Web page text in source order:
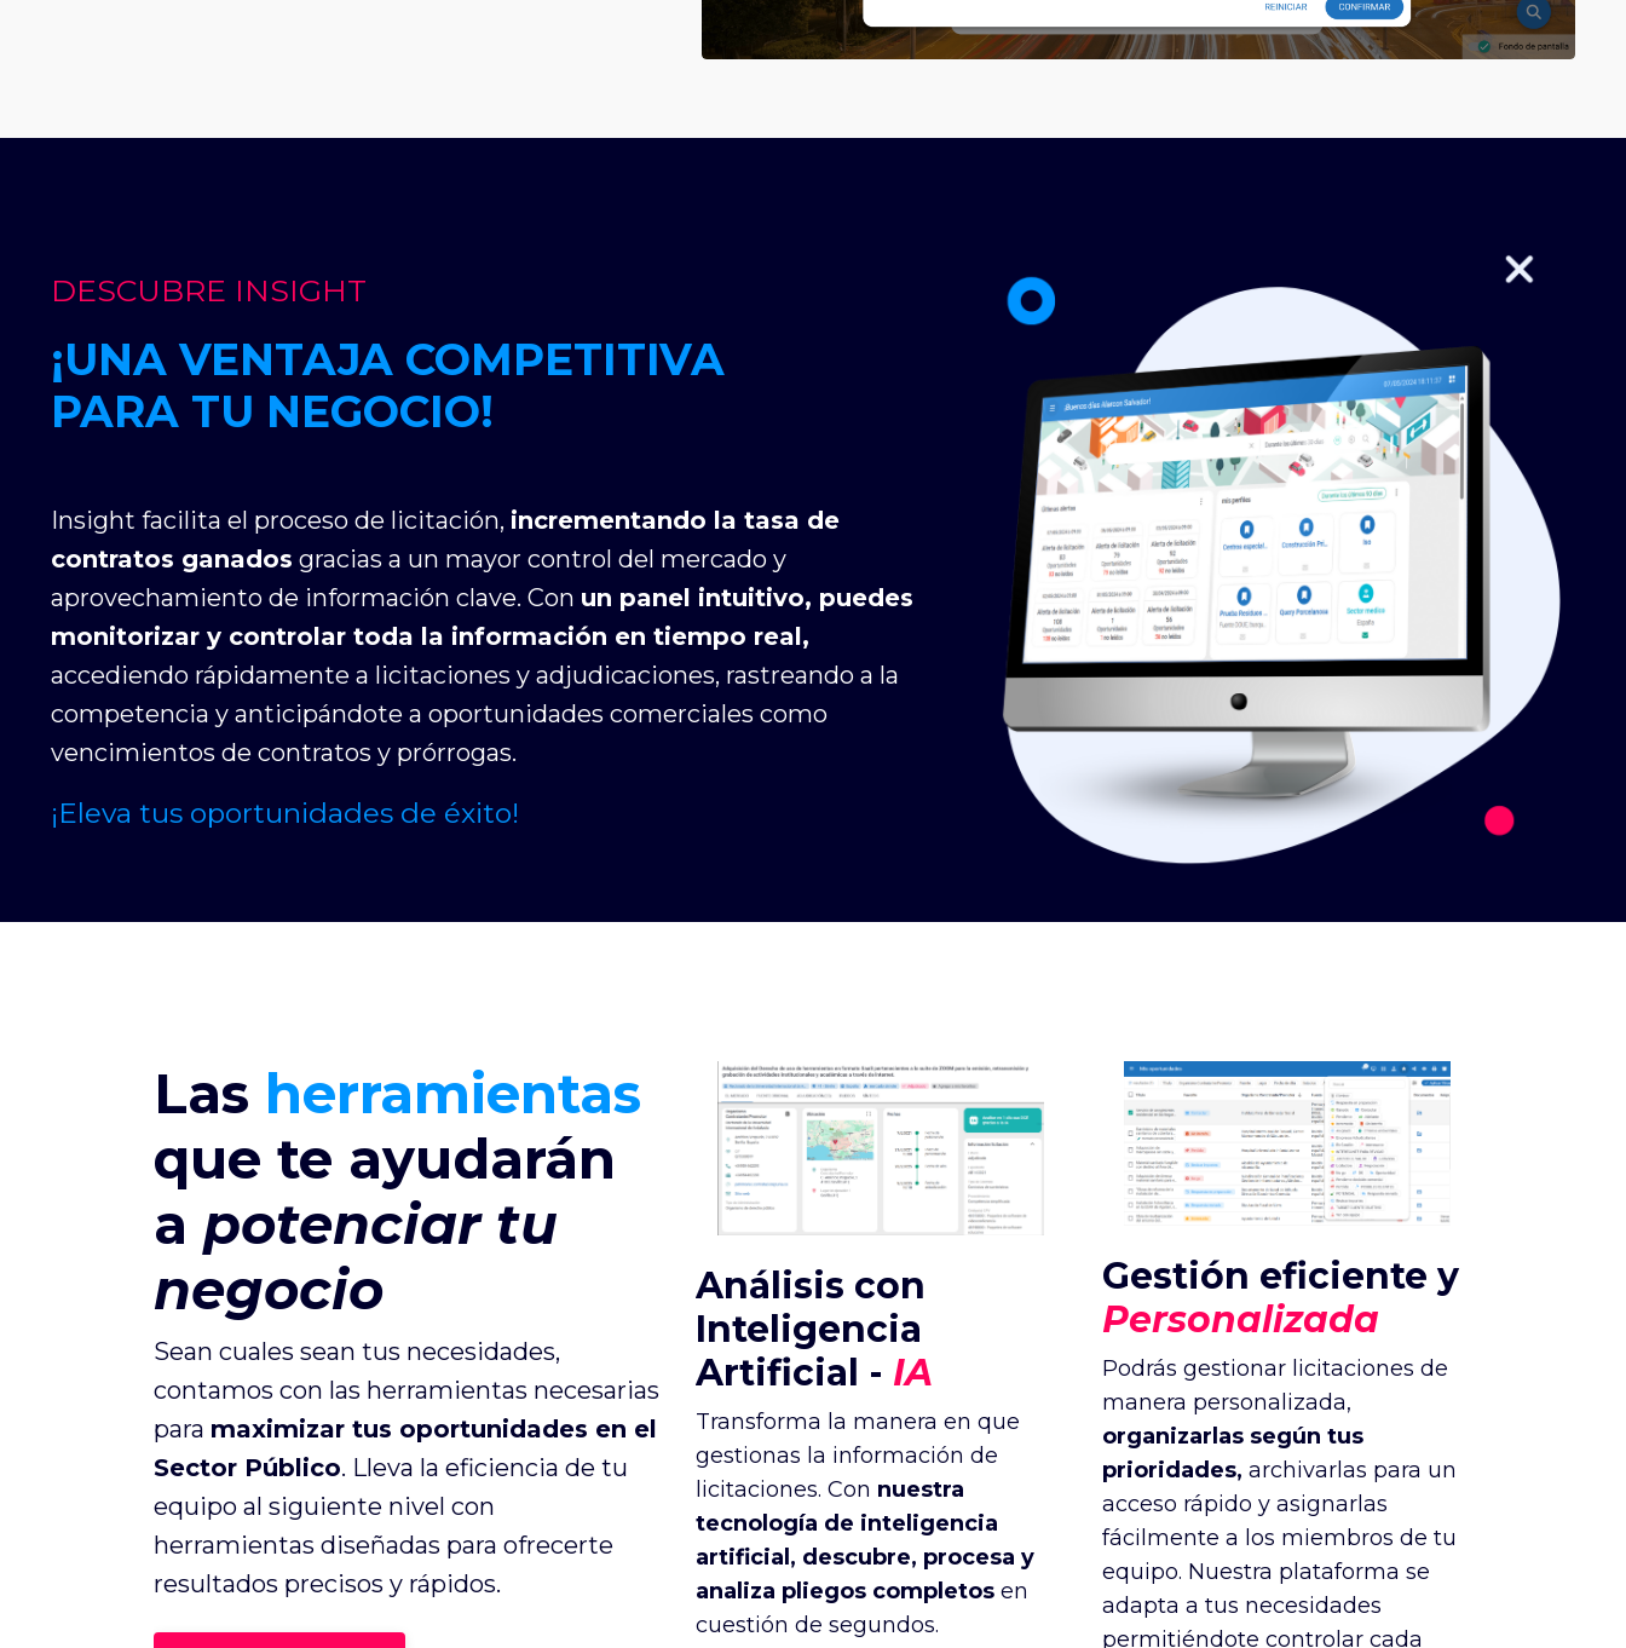
DESCUBRE INSIGHT
¡UNA VENTAJA COMPETITIVA
PARA TU NEGOCIO!
Insight facilita el proceso de licitación, incrementando la tasa de
contratos ganados gracias a un mayor control del mercado y
aprovechamiento de información clave. Con un panel intuitivo, puedes
monitorizar y controlar toda la información en tiempo real,
accediendo rápidamente a licitaciones y adjudicaciones, rastreando a la
competencia y anticipándote a oportunidades comerciales como
vencimientos de contratos y prórrogas.
¡Eleva tus oportunidades de éxito!
Las herramientas
que te ayudarán
a potenciar tu
negocio
Sean cuales sean tus necesidades,
contamos con las herramientas necesarias
para maximizar tus oportunidades en el
Sector Público. Lleva la eficiencia de tu
equipo al siguiente nivel con
herramientas diseñadas para ofrecerte
resultados precisos y rápidos.
Análisis con
Inteligencia
Artificial - IA
Transforma la manera en que
gestionas la información de
licitaciones. Con nuestra
tecnología de inteligencia
artificial, descubre, procesa y
analiza pliegos completos en
cuestión de segundos.
Gestión eficiente y
Personalizada
Podrás gestionar licitaciones de
manera personalizada,
organizarlas según tus
prioridades, archivarlas para un
acceso rápido y asignarlas
fácilmente a los miembros de tu
equipo. Nuestra plataforma se
adapta a tus necesidades
permitiéndote controlar cada